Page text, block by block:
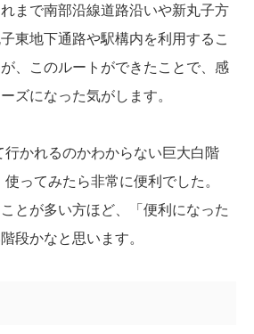
まで南部沿線道路沿いや新丸子方
東地下通路や駅構内を利用するこ
、このルートができたことで、感
ズになった気がします。
行かれるのかわからない巨大白階
ってみたら非常に便利でした。
とが多い方ほど、「便利になった
段かなと思います。